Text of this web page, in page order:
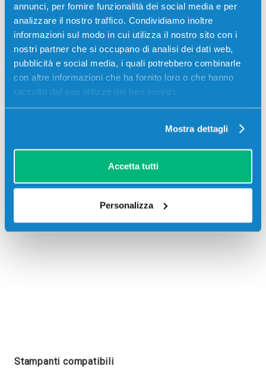
annunci, per fornire funzionalità dei social media e per
analizzare il nostro traffico. Condividiamo inoltre
informazioni sul modo in cui utilizza il nostro sito con i
nostri partner che si occupano di analisi dei dati web,
pubblicità e social media, i quali potrebbero combinarle
con altre informazioni che ha fornito loro o che hanno
raccolto dal suo utilizzo dei loro servizi.
Mostra dettagli
Accetta tutti
Personalizza
Toner originale Ricoh 842038 NERO 8330 pagine per
Stampanti: Ricoh AFICIO MP C300, Ricoh AFICIO MP
C400, Ricoh AFICIO MP C401
Stampanti compatibili